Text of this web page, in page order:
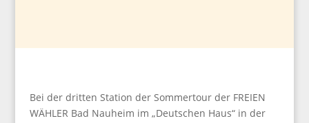
Bei der dritten Station der Sommertour der FREIEN
WÄHLER Bad Nauheim im „Deutschen Haus“ in der